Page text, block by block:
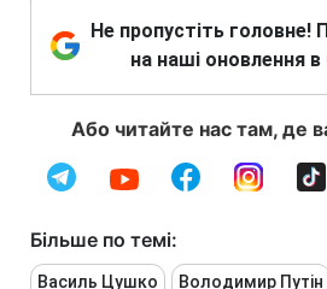
Не пропустіть головне!
на наші оновлення
Або читайте нас там, де
Більше по темі:
Василь Цушко Володимир Путін